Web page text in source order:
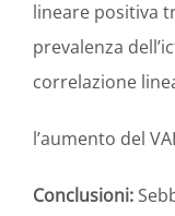
lineare positiva
prevalenza
correlazione
l’aumento del
Conclusioni: